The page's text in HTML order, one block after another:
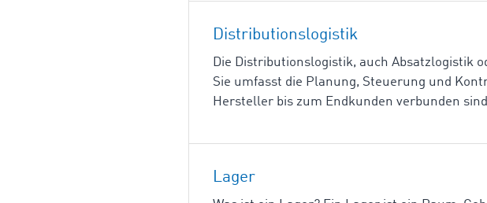
Distributionslogistik
Die Distributionslogistik, auch Absatzlogistik
Sie umfasst die Planung, Steuerung und
Hersteller bis zum Endkunden verbunden
Lager